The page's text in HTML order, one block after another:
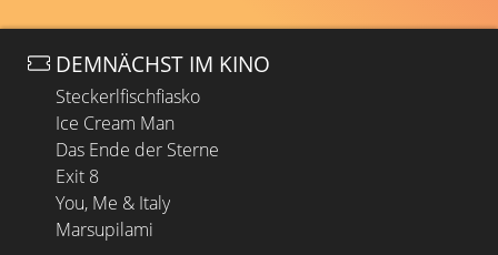
DEMNÄCHST IM KINO
Steckerlfischfiasko
Ice Cream Man
Das Ende der Sterne
Exit 8
You, Me & Italy
Marsupilami